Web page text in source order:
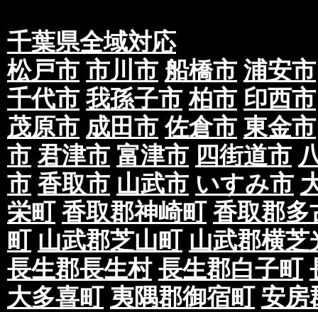
千葉県全域対応
松戸市 市川市 船橋市 浦安市
千代市 我孫子市 柏市 印西市
茂原市 成田市 佐倉市 東金市
市 君津市 富津市 四街道市
市 香取市 山武市 いすみ市
栄町 香取郡神崎町 香取郡多
町 山武郡芝山町 山武郡横芝
長生郡長生村 長生郡白子町
大多喜町 夷隅郡御宿町 安房